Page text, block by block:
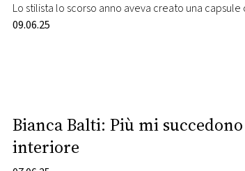
Lo stilista lo scorso anno aveva creato una
09.06.25
Bianca Balti: Più mi
interiore